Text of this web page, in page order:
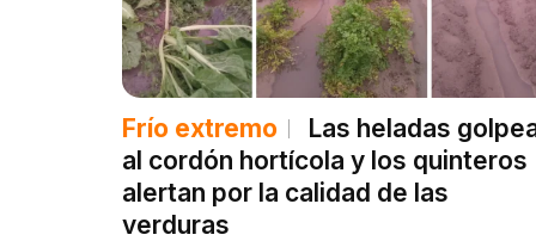
Frío extremo
Las heladas
al cordón hortícola y los quinteros
alertan por la calidad de las
verduras